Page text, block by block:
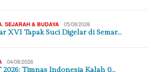
SEJARAH & BUDAYA 05/08/2026
XVI Tapak Suci Digelar di Semar…
04/08/2026
2026: Timnas Indonesia Kalah 0…